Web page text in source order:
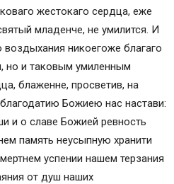
жестокаго сердца, еже
младенче, не умилится. И
никоегоже благаго
но и таковым умиленным
блаженне, просветив, на
Божиею нас настави:
и о славе Божией ревность
память неусыпную хранити
успении нашем терзания
от душ наших